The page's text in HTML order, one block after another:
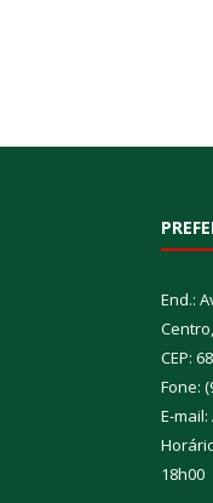
End.:
CEP:
Fone:
E-
18h00